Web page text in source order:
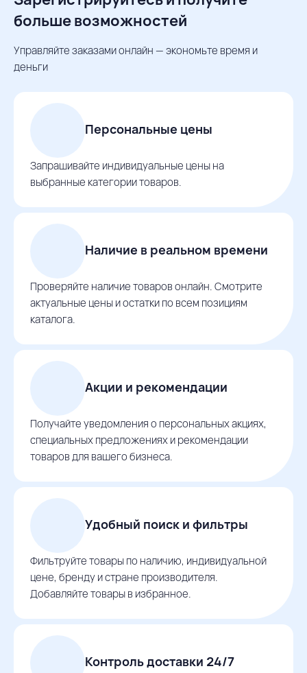
больше возможностей
Управляйте заказами онлайн — экономьте время и
деньги
Персональные цены
Запрашивайте индивидуальные цены на
выбранные категории товаров.
Наличие в реальном времени
Проверяйте наличие товаров онлайн. Смотрите
актуальные цены и остатки по всем позициям
каталога.
Акции и рекомендации
Получайте уведомления о персональных акциях,
специальных предложениях и рекомендации
товаров для вашего бизнеса.
Удобный поиск и фильтры
Фильтруйте товары по наличию, индивидуальной
цене, бренду и стране производителя.
Добавляйте товары в избранное.
Контроль доставки 24/7